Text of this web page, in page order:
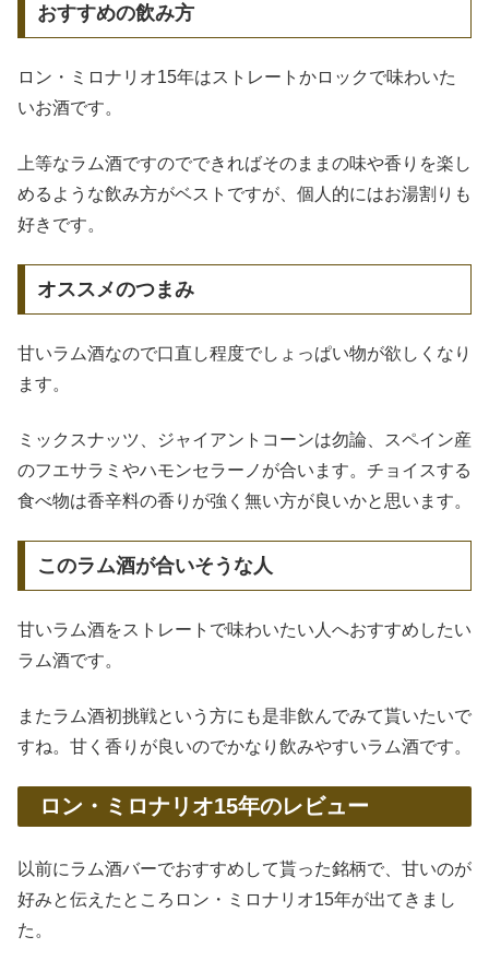
おすすめの飲み方
ロン・ミロナリオ15年はストレートかロックで味わいた
いお酒です。
上等なラム酒ですのでできればそのままの味や香りを楽し
めるような飲み方がベストですが、個人的にはお湯割りも
好きです。
オススメのつまみ
甘いラム酒なので口直し程度でしょっぱい物が欲しくなり
ます。
ミックスナッツ、ジャイアントコーンは勿論、スペイン産
のフエサラミやハモンセラーノが合います。チョイスする
食べ物は香辛料の香りが強く無い方が良いかと思います。
このラム酒が合いそうな人
甘いラム酒をストレートで味わいたい人へおすすめしたい
ラム酒です。
またラム酒初挑戦という方にも是非飲んでみて貰いたいで
すね。甘く香りが良いのでかなり飲みやすいラム酒です。
ロン・ミロナリオ15年のレビュー
以前にラム酒バーでおすすめして貰った銘柄で、甘いのが
好みと伝えたところロン・ミロナリオ15年が出てきまし
た。